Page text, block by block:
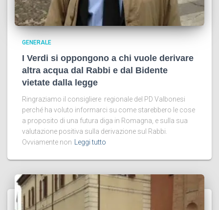
GENERALE
I Verdi si oppongono a chi vuole derivare
altra acqua dal Rabbi e dal Bidente
vietate dalla legge
Ringraziamo il consigliere regionale del PD Valbonesi
perché ha voluto informarci su come starebbero le cose
a proposito di una futura diga in Romagna, e sulla sua
valutazione positiva sulla derivazione sul Rabbi.
Ovviamente non
Leggi tutto